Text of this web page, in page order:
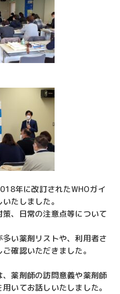
年に改訂されたWHOガイ
たしました。
、日常の注意点等について
い薬剤リストや、利用者さ
確認いただきました。
、薬剤師の訪問意義や薬剤師
いてお話しいたしました。